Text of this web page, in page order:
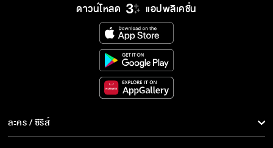
ดาวน์โหลด แอปพลิเคชั่น
ละคร / ซีรีส์
ละคร/ซีรีส์